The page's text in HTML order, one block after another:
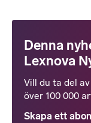
Denna
Lexnova
Vill du ta del
över 100 000
Skapa ett